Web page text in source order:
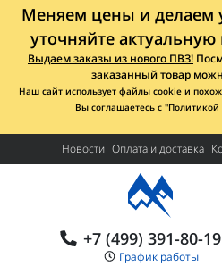
Меняем цены и делаем
уточняйте
Выдаем заказы из нового ПВЗ!
заказанный товар
Наш сайт использует файлы cookie и
Вы соглашаетесь с "Политикой
Новости Оплата и доставка
+7 (499) 391-80-19
График работы